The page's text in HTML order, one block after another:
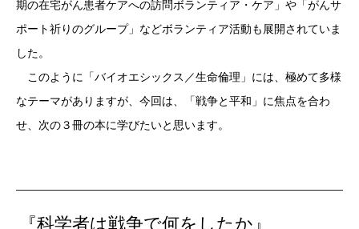
期の在宅がん患者ケアへの訪問ボランティア・ケア」や「がんサ
ポート祈りのグループ」などボランティア活動も展開されていま
した。
このように「バイオエシックス／生命倫理」には、極めて多様
なテーマがありますが、今回は、「戦争と平和」に焦点を合わ
せ、次の３冊の本に学びたいと思います。
『科学者は戦争で何をしたか』